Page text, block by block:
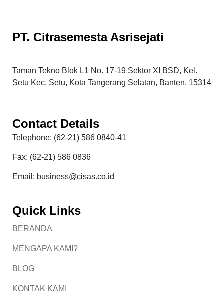
PT. Citrasemesta Asrisejati
Taman Tekno Blok L1 No. 17-19 Sektor XI BSD, Kel.
Setu Kec. Setu, Kota Tangerang Selatan, Banten, 15314
Contact Details
Telephone: (62-21) 586 0840-41
Fax: (62-21) 586 0836
Email: business@cisas.co.id
Quick Links
BERANDA
MENGAPA KAMI?
BLOG
KONTAK KAMI